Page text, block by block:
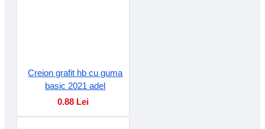
Creion grafit hb cu guma
basic 2021 adel
0.88 Lei